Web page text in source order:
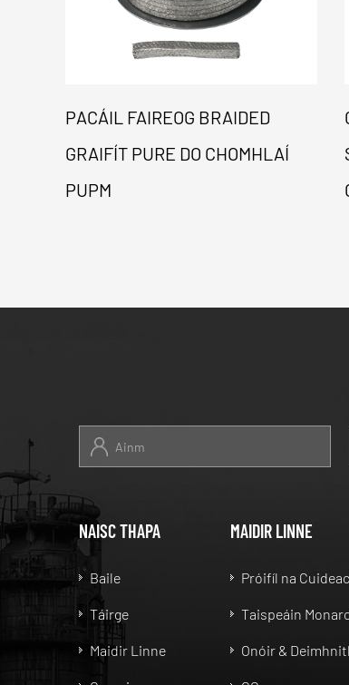
PACÁIL FAIREOG BRAIDED
GRAIFÍT PURE DO CHOMHLAÍ
PUPM
NAISC THAPA
Baile
Táirge
Maidir Linne
MAIDIR LINNE
Próifíl na
Taispeáin
Onóir &